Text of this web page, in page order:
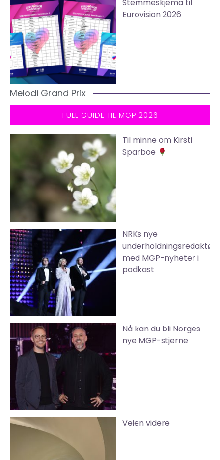
Stemmeskjema til
Eurovision 2026
Melodi Grand Prix
FULL GUIDE TIL MGP 2026
Til minne om Kirsti
Sparboe
NRKs nye
underholdningsredaktør
med MGP-nyheter i
podkast
Nå kan du bli Norges
nye MGP-stjerne
Veien videre